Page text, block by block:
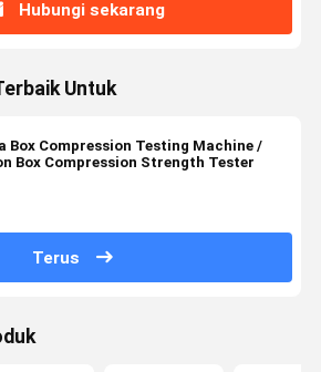
Hubungi sekarang
Untuk
Box Compression Testing Machine /
Box Compression Strength Tester
Terus